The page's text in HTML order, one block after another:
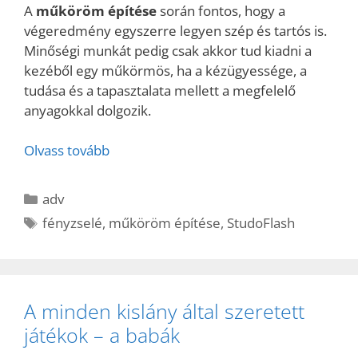
A műköröm építése során fontos, hogy a
végeredmény egyszerre legyen szép és tartós is.
Minőségi munkát pedig csak akkor tud kiadni a
kezéből egy műkörmös, ha a kézügyessége, a
tudása és a tapasztalata mellett a megfelelő
anyagokkal dolgozik.
Olvass tovább
Kategória
adv
Címkék
fényzselé, műköröm építése, StudoFlash
A minden kislány által szeretett
játékok – a babák